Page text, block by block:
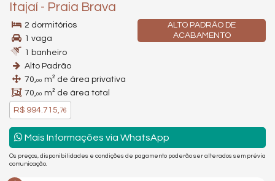
Itajaí - Praia Brava
ALTO PADRÃO DE
ACABAMENTO
2 dormitórios
1 vaga
1 banheiro
Alto Padrão
70,00 m² de área privativa
70,00 m² de área total
R$ 994.715,76
Mais Informações via WhatsApp
Os preços, disponibilidades e condições de pagamento poderão ser alterados sem prévia
comunicação.